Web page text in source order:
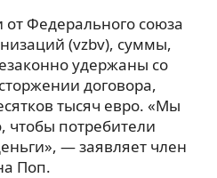
Федерального союза
(vzbv), суммы,
удержаны со
договора,
тысяч евро. «Мы
чтобы потребители
— заявляет член
Поп.